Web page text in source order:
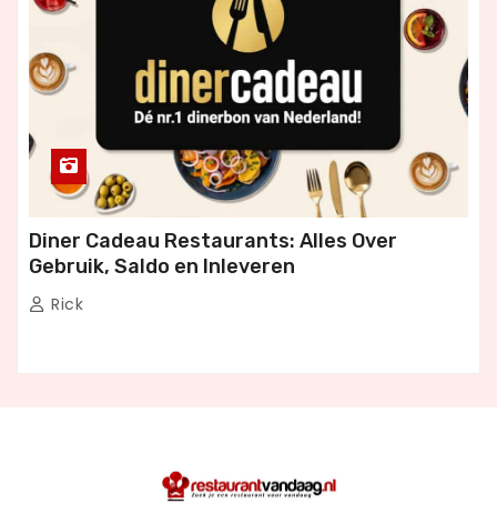
Diner Cadeau Restaurants: Alles Over
Gebruik, Saldo en Inleveren
Rick